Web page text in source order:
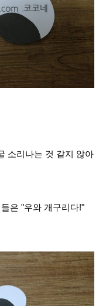
소리나는 것 같지 않아
은 "우와 개구리다!"